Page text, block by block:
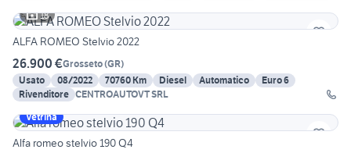
18
ALFA ROMEO Stelvio 2022
26.900 €Grosseto(GR)
Usato
08/2022 70760 Km Diesel Automatico
Euro 6
Rivenditore CENTROAUTOVT SRL
Vetrina
Alfa romeo stelvio 190 Q4